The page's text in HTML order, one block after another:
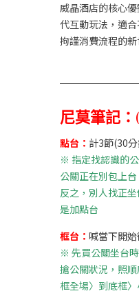
威晶酒店的核心
代互動玩法，適
拘謹消費流程的新
尼莫筆記
點台： 計3節(30
※ 指定找認識的
公關正在別包上
反之，別人找正
是加點台
框台： 喊當下開
※ 先買公關坐台
搶公關狀況，照
框全場〉到底框